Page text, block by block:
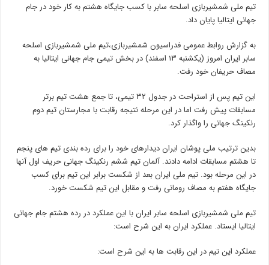
تیم ملی شمشیربازی اسلحه سابر با کسب جایگاه هشتم به کار خود در جام
جهانی ایتالیا پایان داد.
به گزارش روابط عمومی فدراسیون شمشیربازی،تیم ملی شمشیربازی اسلحه
سابر ایران امروز (یکشنبه ۱۳ اسفند) در بخش تیمی جام جهانی ایتالیا به
مصاف حریفان خود رفت.
این تیم پس از استراحت در جدول ۳۲ تیمی، تا جمع هشت تیم برتر
مسابقات پیش رفت اما در این مرحله نتیجه رقابت با مجارستان تیم دوم
رنکینگ جهانی را واگذار کرد.
بدین ترتیب ملی پوشان ایران دیدارهای خود را برای رده بندی تیم های پنجم
تا هشتم مسابقات ادامه دادند. آلمان تیم ششم رنکینگ جهانی حریف اول آنها
در این مرحله بود. تیم ملی ایران بعد از شکست برابر این تیم برای کسب
جایگاه هفتم به مصاف رومانی رفت و مقابل این تیم شکست خورد.
تیم ملی شمشیربازی اسلحه سابر ایران با این عملکرد در رده هشتم جام جهانی
ایتالیا ایستاد. عملکرد ایران به این شرح است:
عملکرد این تیم در این رقابت ها به این شرح است: